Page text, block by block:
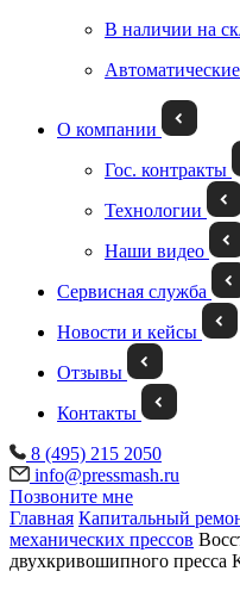
В наличии на
О компании
Гос. контракты
Технологии
Наши видео
Сервисная служба
Новости и кейсы
Отзывы
Контакты
8 (495) 215 2050
info@pressmash.ru
Позвоните мне
Главная Капитальный
механических прессов
двухкривошипного пресса